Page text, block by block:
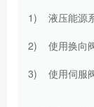
1) 液压能源
2) 使用换向
3) 使用伺服